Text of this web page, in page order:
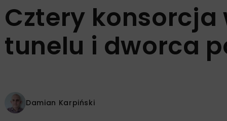
Cztery
tunelu i dworca
Damian Karpiński